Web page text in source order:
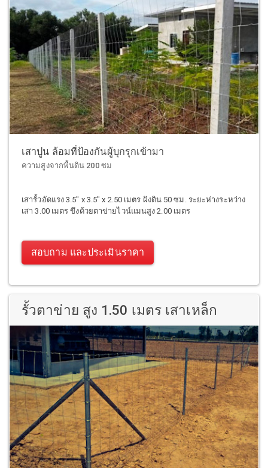
เสาปูน ล้อมที่ป้องกันผู้บุกรุกเข้ามา
ความสูงจากพื้นดิน 200 ซม
เสารั้วอัดแรง 3.5" x 3.5" x 2.50 เมตร ฝังดิน 50 ซม. ระยะห่างระหว่าง
เสา 3.00 เมตร ขึงด้วยตาข่ายไวน์แมนสูง 2.00 เมตร
สอบถาม และประเมินราคา
รั้วตาข่าย สูง 1.50 เมตร เสาเหล็ก